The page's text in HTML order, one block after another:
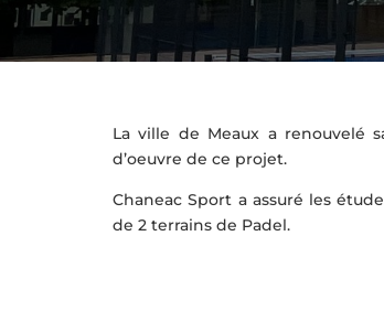
La ville de Meaux a renouvelé
d’oeuvre de ce projet.
Chaneac Sport a assuré les
de 2 terrains de Padel.